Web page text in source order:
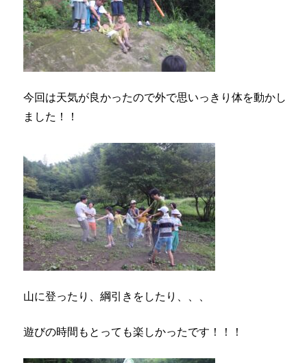
今回は天気が良かったので外で思いっきり体を動かし
ました！！
山に登ったり、綱引きをしたり、、、
遊びの時間もとっても楽しかったです！！！